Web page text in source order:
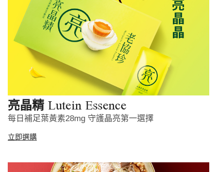
亮晶精 Lutein Essence
每日補足葉黃素28mg 守護晶亮第一選擇
立即選購